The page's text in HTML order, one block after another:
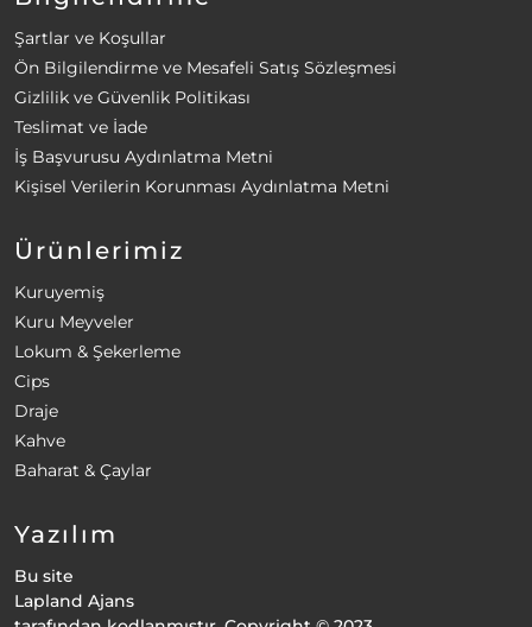
Şartlar ve Koşullar
Ön Bilgilendirme ve Mesafeli Satış Sözleşmesi
Gizlilik ve Güvenlik Politikası
Teslimat ve İade
İş Başvurusu Aydınlatma Metni
Kişisel Verilerin Korunması Aydınlatma Metni
Ürünlerimiz
Kuruyemiş
Kuru Meyveler
Lokum & Şekerleme
Cips
Draje
Kahve
Baharat & Çaylar
Yazılım
Bu site
Lapland Ajans